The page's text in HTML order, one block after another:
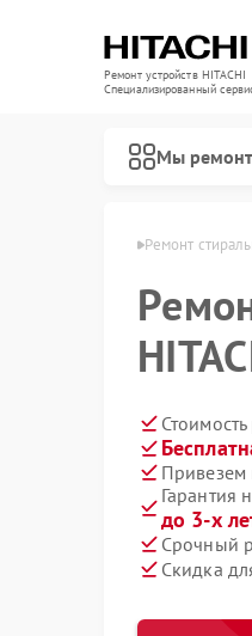
Ремонт устройств HITACHI
Специализированный
Мы
Ремонт
Привезем
Гарантия
до 3-х
Срочный
Скидка